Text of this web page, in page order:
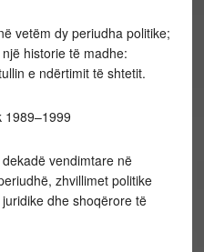
vetëm dy periudha politike;
historie të madhe:
e ndërtimit të shtetit.
1989–1999
vendimtare në
zhvillimet politike
dhe shoqërore të